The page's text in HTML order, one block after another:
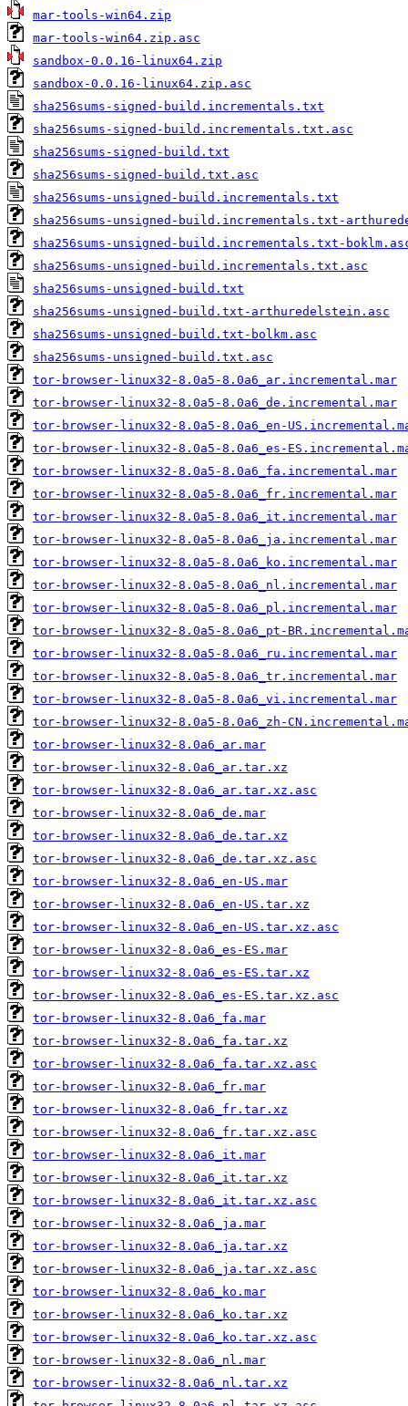
mar-tools-win64.zip
mar-tools-win64.zip.asc
sandbox-0.0.16-linux64.zip
sandbox-0.0.16-linux64.zip.asc
sha256sums-signed-build.incrementals.txt
sha256sums-signed-build.incrementals.txt.asc
sha256sums-signed-build.txt
sha256sums-signed-build.txt.asc
sha256sums-unsigned-build.incrementals.txt
sha256sums-unsigned-build.incrementals.txt-
sha256sums-unsigned-build.incrementals.txt-
sha256sums-unsigned-build.incrementals.txt.asc
sha256sums-unsigned-build.txt
sha256sums-unsigned-build.txt-arthuredelstein.asc
sha256sums-unsigned-build.txt-bolkm.asc
sha256sums-unsigned-build.txt.asc
tor-browser-linux32-8.0a5-8.0a6_ar.incremental.mar
tor-browser-linux32-8.0a5-8.0a6_de.incremental.mar
tor-browser-linux32-8.0a5-8.0a6_en-
tor-browser-linux32-8.0a5-8.0a6_es-
tor-browser-linux32-8.0a5-8.0a6_fa.incremental.mar
tor-browser-linux32-8.0a5-8.0a6_fr.incremental.mar
tor-browser-linux32-8.0a5-8.0a6_it.incremental.mar
tor-browser-linux32-8.0a5-8.0a6_ja.incremental.mar
tor-browser-linux32-8.0a5-8.0a6_ko.incremental.mar
tor-browser-linux32-8.0a5-8.0a6_nl.incremental.mar
tor-browser-linux32-8.0a5-8.0a6_pl.incremental.mar
tor-browser-linux32-8.0a5-8.0a6_pt-
tor-browser-linux32-8.0a5-8.0a6_ru.incremental.mar
tor-browser-linux32-8.0a5-8.0a6_tr.incremental.mar
tor-browser-linux32-8.0a5-8.0a6_vi.incremental.mar
tor-browser-linux32-8.0a5-8.0a6_zh-
tor-browser-linux32-8.0a6_ar.mar
tor-browser-linux32-8.0a6_ar.tar.xz
tor-browser-linux32-8.0a6_ar.tar.xz.asc
tor-browser-linux32-8.0a6_de.mar
tor-browser-linux32-8.0a6_de.tar.xz
tor-browser-linux32-8.0a6_de.tar.xz.asc
tor-browser-linux32-8.0a6_en-US.mar
tor-browser-linux32-8.0a6_en-US.tar.xz
tor-browser-linux32-8.0a6_en-US.tar.xz.asc
tor-browser-linux32-8.0a6_es-ES.mar
tor-browser-linux32-8.0a6_es-ES.tar.xz
tor-browser-linux32-8.0a6_es-ES.tar.xz.asc
tor-browser-linux32-8.0a6_fa.mar
tor-browser-linux32-8.0a6_fa.tar.xz
tor-browser-linux32-8.0a6_fa.tar.xz.asc
tor-browser-linux32-8.0a6_fr.mar
tor-browser-linux32-8.0a6_fr.tar.xz
tor-browser-linux32-8.0a6_fr.tar.xz.asc
tor-browser-linux32-8.0a6_it.mar
tor-browser-linux32-8.0a6_it.tar.xz
tor-browser-linux32-8.0a6_it.tar.xz.asc
tor-browser-linux32-8.0a6_ja.mar
tor-browser-linux32-8.0a6_ja.tar.xz
tor-browser-linux32-8.0a6_ja.tar.xz.asc
tor-browser-linux32-8.0a6_ko.mar
tor-browser-linux32-8.0a6_ko.tar.xz
tor-browser-linux32-8.0a6_ko.tar.xz.asc
tor-browser-linux32-8.0a6_nl.mar
tor-browser-linux32-8.0a6_nl.tar.xz